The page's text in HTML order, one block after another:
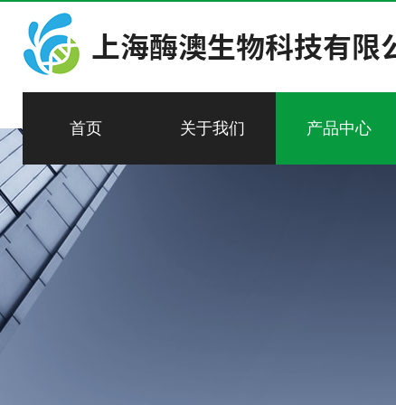
首页 关于我们 产品中心